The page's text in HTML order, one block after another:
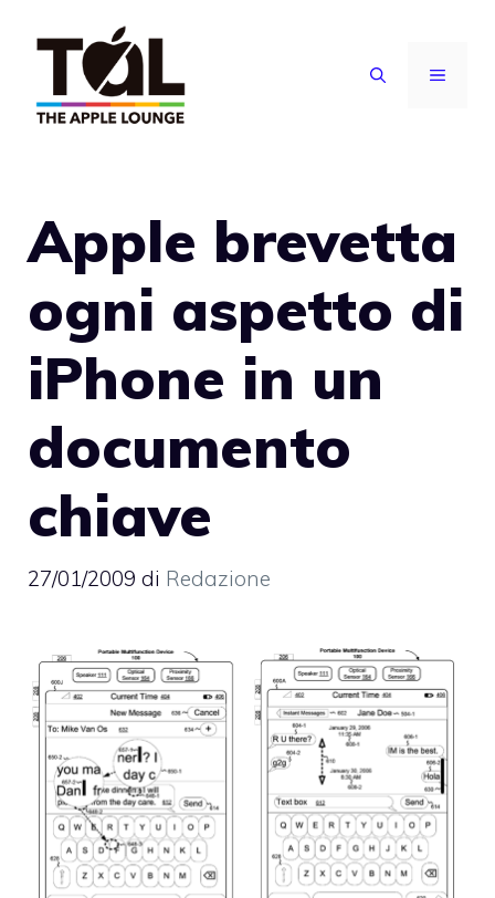
contenuto
MENU
Apple brevetta
ogni aspetto di
iPhone in un
documento
chiave
27/01/2009 di Redazione